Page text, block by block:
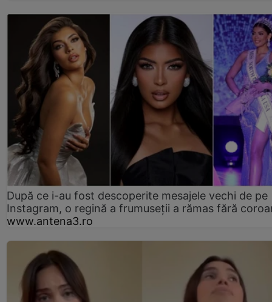
După ce i-au fost descoperite mesajele vechi de pe
Instagram, o regină a frumuseții a rămas fără
www.antena3.ro